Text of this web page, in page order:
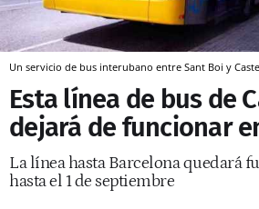
Un servicio de bus interubano entre Sant Boi y
Esta línea de bus de
dejará de funcionar
La línea hasta Barcelona quedará
hasta el 1 de septiembre